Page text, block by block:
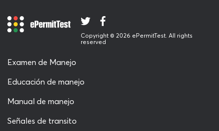
entender lo que has visto, es posible que no
respondas a los peligros de la carretera
Copyright © 2026 ePermitTest. All rights
reserved
Examen de Manejo
Educación de manejo
Manual de manejo
Señales de transito